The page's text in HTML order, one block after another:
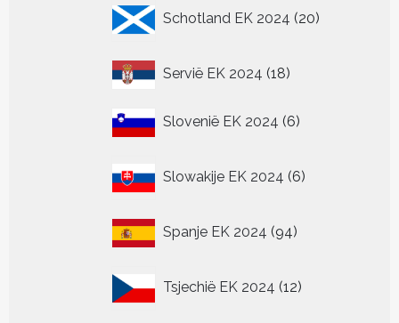
Schotland EK 2024 20
producten
Servië EK 2024 1818
Slovenië EK 2024 66
Slowakije EK 2024 6
producten
Spanje EK 2024 9494
Tsjechië EK 2024 12
producten